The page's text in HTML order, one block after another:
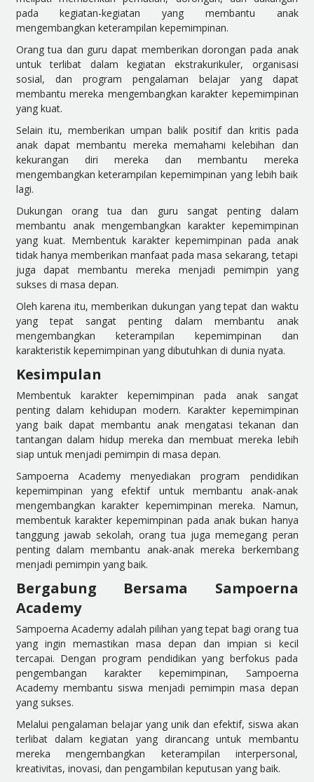
pada kegiatan-kegiatan yang membantu anak
mengembangkan keterampilan kepemimpinan.
Orang tua dan guru dapat memberikan dorongan pada anak
untuk terlibat dalam kegiatan ekstrakurikuler, organisasi
sosial, dan program pengalaman belajar yang dapat
membantu mereka mengembangkan karakter kepemimpinan
yang kuat.
Selain itu, memberikan umpan balik positif dan kritis pada
anak dapat membantu mereka memahami kelebihan dan
kekurangan diri mereka dan membantu mereka
mengembangkan keterampilan kepemimpinan yang lebih baik
lagi.
Dukungan orang tua dan guru sangat penting dalam
membantu anak mengembangkan karakter kepemimpinan
yang kuat. Membentuk karakter kepemimpinan pada anak
tidak hanya memberikan manfaat pada masa sekarang, tetapi
juga dapat membantu mereka menjadi pemimpin yang
sukses di masa depan.
Oleh karena itu, memberikan dukungan yang tepat dan waktu
yang tepat sangat penting dalam membantu anak
mengembangkan keterampilan kepemimpinan dan
karakteristik kepemimpinan yang dibutuhkan di dunia nyata.
Kesimpulan
Membentuk karakter kepemimpinan pada anak sangat
penting dalam kehidupan modern. Karakter kepemimpinan
yang baik dapat membantu anak mengatasi tekanan dan
tantangan dalam hidup mereka dan membuat mereka lebih
siap untuk menjadi pemimpin di masa depan.
Sampoerna Academy menyediakan program pendidikan
kepemimpinan yang efektif untuk membantu anak-anak
mengembangkan karakter kepemimpinan mereka. Namun,
membentuk karakter kepemimpinan pada anak bukan hanya
tanggung jawab sekolah, orang tua juga memegang peran
penting dalam membantu anak-anak mereka berkembang
menjadi pemimpin yang baik.
Bergabung Bersama Sampoerna
Academy
Sampoerna Academy adalah pilihan yang tepat bagi orang tua
yang ingin memastikan masa depan dan impian si kecil
tercapai. Dengan program pendidikan yang berfokus pada
pengembangan karakter kepemimpinan, Sampoerna
Academy membantu siswa menjadi pemimpin masa depan
yang sukses.
Melalui pengalaman belajar yang unik dan efektif, siswa akan
terlibat dalam kegiatan yang dirancang untuk membantu
mereka mengembangkan keterampilan interpersonal,
kreativitas, inovasi, dan pengambilan keputusan yang baik.